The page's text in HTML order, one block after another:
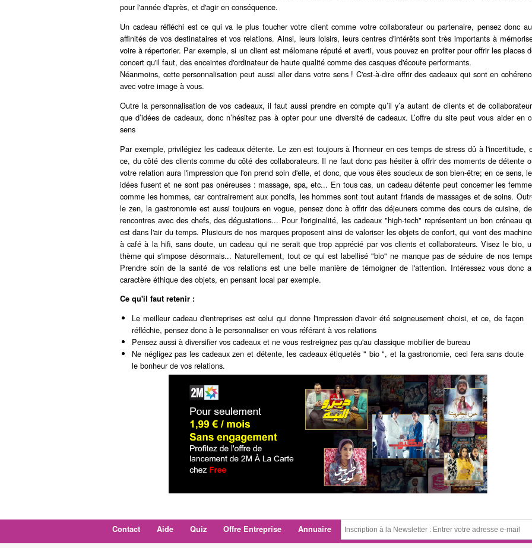
pour l'année d'après, et d'agir en conséquence.
Un cadeau réfléchi est ce qui va le plus toucher votre client comme votre collaborateur ou partenaire, pensez donc
affinités de vos destinataires et vos relations. Ainsi, leurs loisirs, leurs centres d'intérêts sont très importants à
voire à répertorier. Par exemple, si un client est mélomane réputé et averti, vous pouvez en profiter pour offrir les places
concert qu'il faut, des enceintes d'ordinateur de haute qualité comme des casques d'écoute performants.
Néanmoins, cette personnalisation peut aussi aller dans votre sens ! C'est-à-dire offrir des cadeaux qui sont en
avec votre image à vous.
Outre la personnalisation de vos cadeaux, il faut aussi prendre en compte qu’il y’a autant de clients et de
que d’idées de cadeaux, donc n’hésitez pas à opter pour une diversité de cadeaux. L’offre du site peut vous aider en
sens
Par exemple, privilégiez les cadeaux détente. Le zen est toujours à l'honneur en ces temps de stress dû à l'incertitude,
ce, du côté des clients comme du côté des collaborateurs. Il ne faut donc pas hésiter à offrir des moments de détente
votre relation aura l'impression que l'on prend soin d'elle, et donc, que vous êtes soucieux de son bien-être; en ce sens,
idées fusent et ne sont pas onéreuses : massage, spa, etc... En tous cas, un cadeau détente peut concerner les
comme les hommes, car contrairement aux poncifs, les hommes sont tout autant friands de massages et de soins.
le zen, la gastronomie est aussi toujours en vogue, pensez donc à offrir des déjeuners comme des cours de cuisine,
rencontres avec des chefs, des dégustations... Pour l'originalité, les cadeaux "high-tech" représentent un bon créneau
est dans l'air du temps. Plusieurs de nos marques proposent ainsi de valoriser les objets de confort, qui vont des
à café à la hifi, sans doute, un cadeau qui ne serait que trop apprécié par vos clients et collaborateurs. Visez le bio,
thème qui s'impose désormais... Naturellement, tout ce qui est labellisé "bio" ne manque pas de séduire de nos
Prendre soin de la santé de vos relations est une belle manière de témoigner de l'attention. Intéressez vous donc
caractère éthique des objets, en pensant local par exemple.
Ce qu'il faut retenir :
Le meilleur cadeau d'entreprises est celui qui donne l'impression d'avoir été soigneusement choisi, et ce, de façon
réfléchie, pensez donc à le personnaliser en vous référant à vos relations
Pensez aussi à diversifier vos cadeaux et ne vous restreignez pas qu'au classique mobilier de bureau
Ne négligez pas les cadeaux zen et détente, les cadeaux étiquetés " bio ", et la gastronomie, ceci fera sans doute
le bonheur de vos relations.
Contact Aide Quiz Offre Entreprise Annuaire